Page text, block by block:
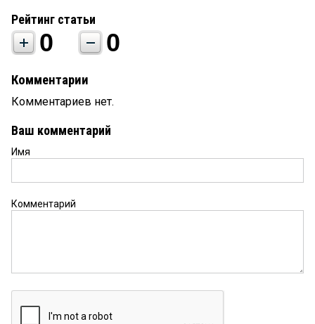
Рейтинг статьи
0 0
Комментарии
Комментариев нет.
Ваш комментарий
Имя
Комментарий